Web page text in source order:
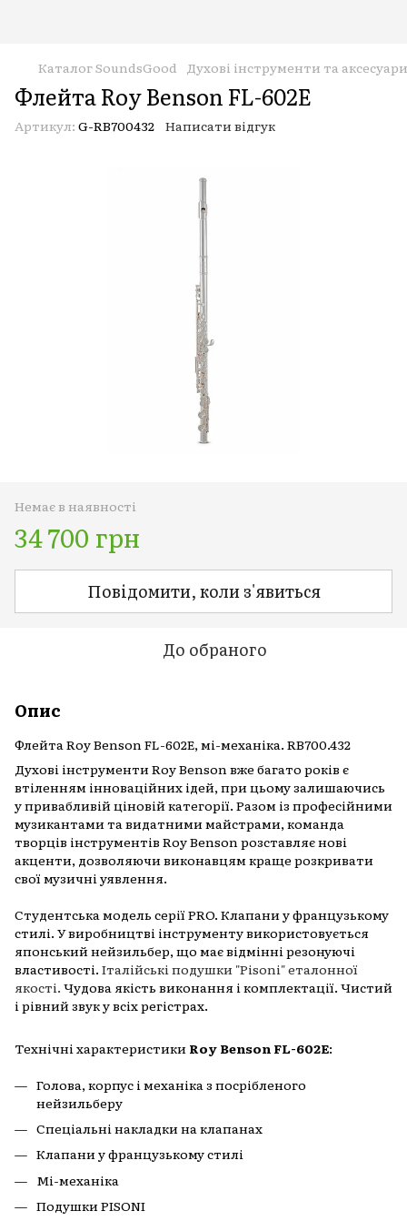
Каталог SoundsGood Духові інструменти та аксесуари
Флейта Roy Benson FL-602E
Артикул: G-RB700432 Написати відгук
Немає в наявності
34 700 грн
Повідомити, коли з'явиться
До обраного
Опис
Флейта Roy Benson FL-602E, мі-механіка. RB700.432
Духові інструменти Roy Benson вже багато років є
втіленням інноваційних ідей, при цьому залишаючись
у привабливій ціновій категорії. Разом із професійними
музикантами та видатними майстрами, команда
творців інструментів Roy Benson розставляє нові
акценти, дозволяючи виконавцям краще розкривати
свої музичні уявлення.
Студентська модель серії PRO. Клапани у французькому
стилі. У виробництві інструменту використовується
японський нейзильбер, що має відмінні резонуючі
властивості. Італійські подушки "Pisoni" еталонної
якості. Чудова якість виконання і комплектації. Чистий
і рівний звук у всіх регістрах.
Технічні характеристики Roy Benson FL-602E:
Голова, корпус і механіка з посрібленого
нейзильберу
Спеціальні накладки на клапанах
Клапани у французькому стилі
Мі-механіка
Подушки PISONI